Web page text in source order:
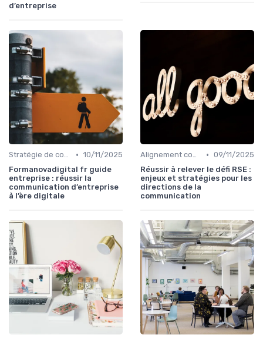
d’entreprise
Stratégie de communication d’entreprise • 10/11/2025
Formanovadigital fr guide
entreprise : réussir la
communication d’entreprise
à l’ère digitale
Alignement communication & stratégie business • 09/11/2025
Réussir à relever le défi RSE :
enjeux et stratégies pour les
directions de la
communication